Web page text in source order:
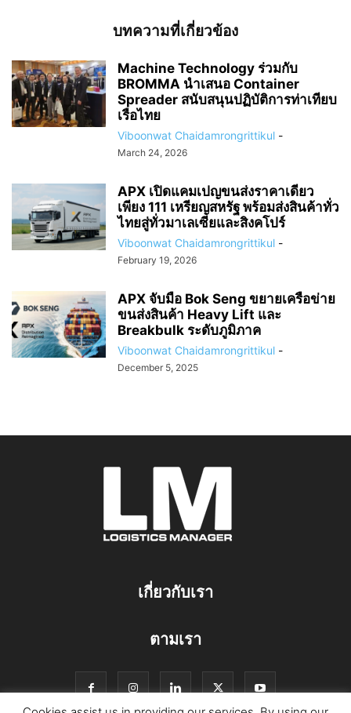
บทความที่เกี่ยวข้อง
Machine Technology ร่วมกับ
BROMMA นำเสนอ Container
Spreader สนับสนุนปฏิบัติการท่าเทียบ
เรือไทย
Viboonwat Chaidamrongrittikul -
March 24, 2026
APX เปิดแคมเปญขนส่งราคาเดียว
เพียง 111 เหรียญสหรัฐ พร้อมส่งสินค้าทั่ว
ไทยสู่ทั่วมาเลเซียและสิงคโปร์
Viboonwat Chaidamrongrittikul -
February 19, 2026
APX จับมือ Bok Seng ขยายเครือข่าย
ขนส่งสินค้า Heavy Lift และ
Breakbulk ระดับภูมิภาค
Viboonwat Chaidamrongrittikul -
December 5, 2025
เกี่ยวกับเรา
ตามเรา